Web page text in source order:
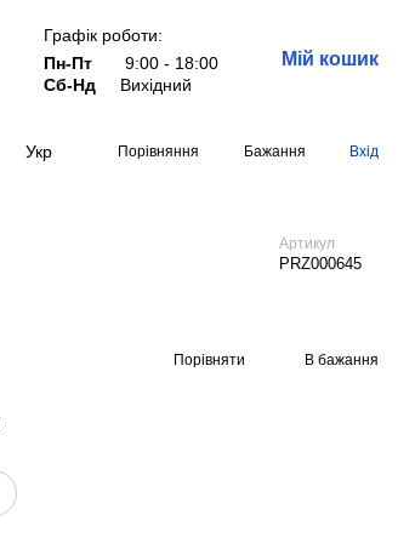
Графік роботи:
Пн-Пт
9:00 - 18:00
Сб-Нд
Вихідний
Мій кошик
Укр Порівняння Бажання Вхід
Артикул
PRZ000645
Порівняти В бажання